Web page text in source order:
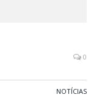
0
NOTÍCIAS